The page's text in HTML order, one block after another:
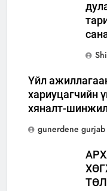
Үйл
хариуцагчийн
хяналт-
gunerdene gurjab